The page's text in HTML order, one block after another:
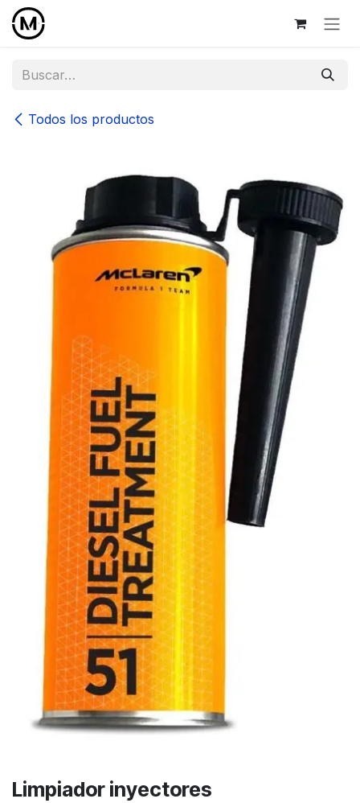
Ir al contenido
Todos los productos
Limpiador inyectores